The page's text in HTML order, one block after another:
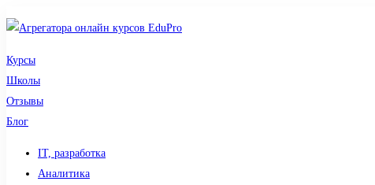
Курсы
Школы
Отзывы
Блог
IT, разработка
Аналитика